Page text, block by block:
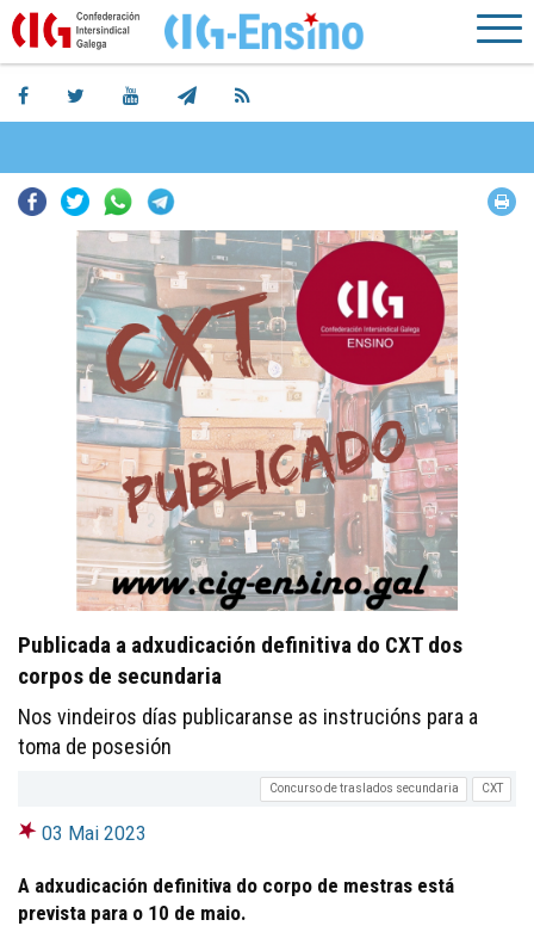
Facebook
TwitterWhatsapp
Publicada a adxudicación definitiva do CXT dos
corpos de secundaria
Nos vindeiros días publicaranse as instrucións para a
toma de posesión
Concurso de traslados secundaria CXT
03 Mai 2023
A adxudicación definitiva do corpo de mestras está
prevista para o 10 de maio.